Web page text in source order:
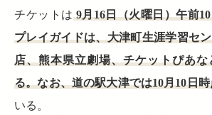
チケットは 9月16日（火曜日）午前
プレイガイドは、大津町生涯学習セ
店、熊本県立劇場、チケットぴあな
る。なお、道の駅大津では10月10日
いる。